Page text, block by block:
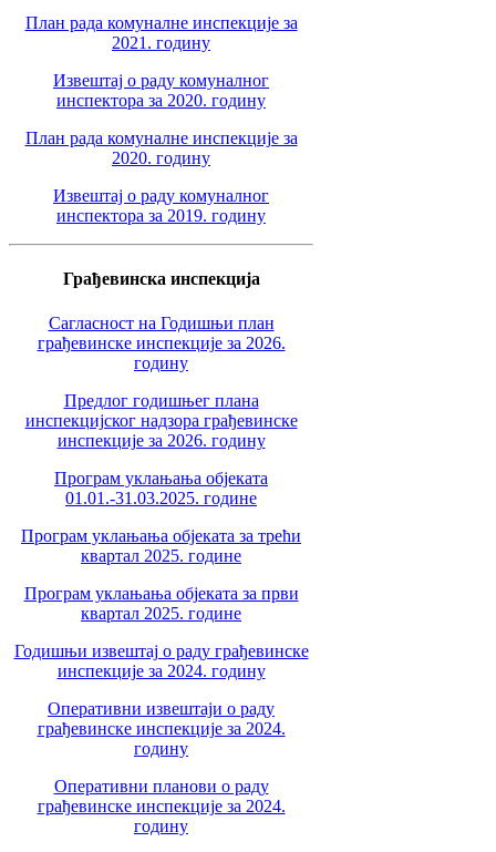
План рада комуналне инспекције за
2021. годину
Извештај о раду комуналног
инспектора за 2020. годину
План рада комуналне инспекције за
2020. годину
Извештај о раду комуналног
инспектора за 2019. годину
Грађевинска инспекција
Сагласност на Годишњи план
грађевинске инспекције за 2026.
годину
Предлог годишњег плана
инспекцијског надзора грађевинске
инспекције за 2026. годину
Програм уклањања објеката
01.01.-31.03.2025. године
Програм уклањања објеката за трећи
квартал 2025. године
Програм уклањања објеката за први
квартал 2025. године
Годишњи извештај о раду грађевинске
инспекције за 2024. годину
Оперативни извештаји о раду
грађевинске инспекције за 2024.
годину
Оперативни планови о раду
грађевинске инспекције за 2024.
годину